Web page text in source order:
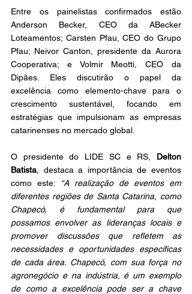
Entre os painelistas confirmados estão
Anderson Becker, CEO da ABecker
Loteamentos; Carsten Pfau, CEO do Grupo
Pfau; Neivor Canton, presidente da Aurora
Cooperativa; e Volmir Meotti, CEO da
Dipães. Eles discutirão o papel da
excelência como elemento-chave para o
crescimento sustentável, focando em
estratégias que impulsionam as empresas
catarinenses no mercado global.
O presidente do LIDE SC e RS, Delton
Batista , destaca a importância de eventos
como este:
“A realização de eventos em
diferentes regiões de Santa Catarina, como
Chapecó, é fundamental para que
possamos envolver as lideranças locais e
promover discussões que refletem as
necessidades e oportunidades específicas
de cada área. Chapecó, com sua força no
agronegócio e na indústria, é um exemplo
de como a excelência pode ser a chave